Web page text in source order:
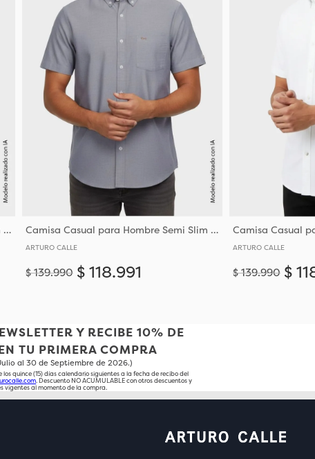
Camisa Casual para Hombre Semi Slim Fit Corte Ajustado Al Torso Camisa Casual para Hombre Semi Slim Fit Corte Ajustado Al Torso
ARTURO CALLE
$ 139.990 $ 118.991
ARTURO CALLE
$ 139.990 $
Y RECIBE 10% DE
TU PRIMERA COMPRA
al 30 de Septiembre de 2026.)
quince (15) días calendario siguientes a la fecha de recibo del
. Descuento NO ACUMULABLE con otros descuentos y
vigentes al momento de la compra.